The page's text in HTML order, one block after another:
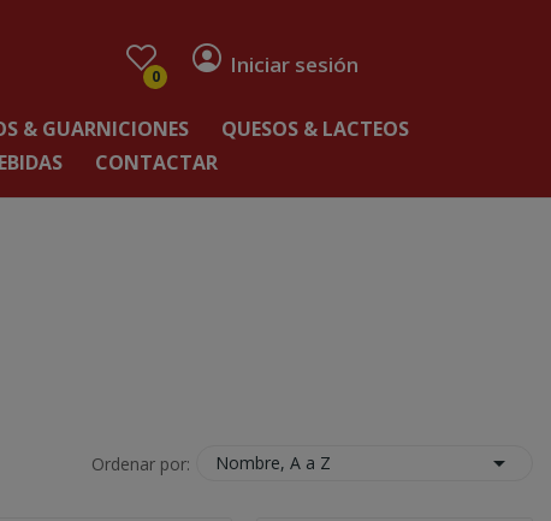
0 Iniciar sesión
& GUARNICIONES
QUESOS & LACTEOS
CONTACTAR
Ordenar por: Nombre, A a Z 